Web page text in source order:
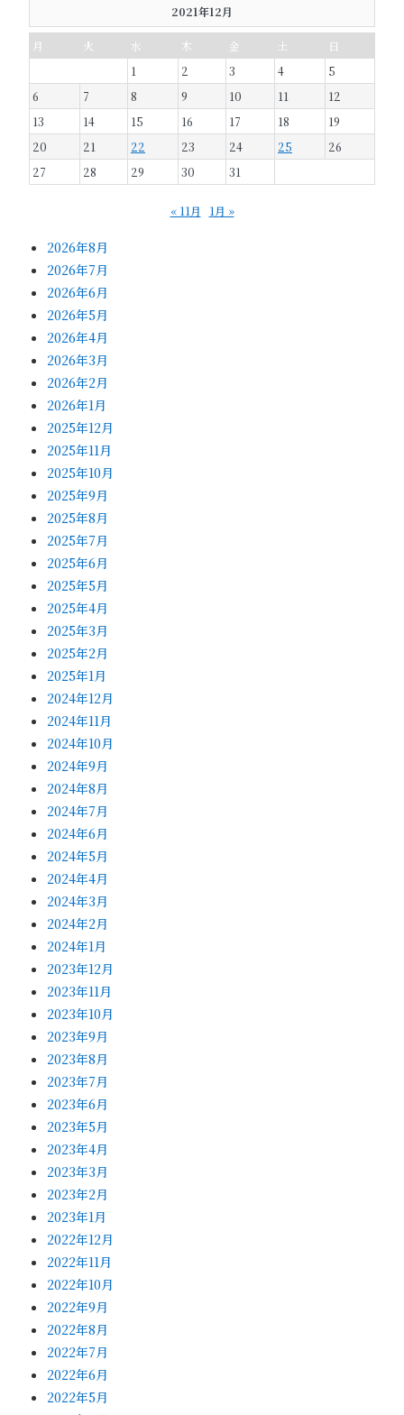
2021年12月
月 火 水 木 金 土
日
1
2 3 4
5
6
7 8 9 10 11
12
13
14 15 16 17 18
19
20
21 22 23 24 25
26
27
28 29 30 31
« 11月 1月 »
2026年8月
2026年7月
2026年6月
2026年5月
2026年4月
2026年3月
2026年2月
2026年1月
2025年12月
2025年11月
2025年10月
2025年9月
2025年8月
2025年7月
2025年6月
2025年5月
2025年4月
2025年3月
2025年2月
2025年1月
2024年12月
2024年11月
2024年10月
2024年9月
2024年8月
2024年7月
2024年6月
2024年5月
2024年4月
2024年3月
2024年2月
2024年1月
2023年12月
2023年11月
2023年10月
2023年9月
2023年8月
2023年7月
2023年6月
2023年5月
2023年4月
2023年3月
2023年2月
2023年1月
2022年12月
2022年11月
2022年10月
2022年9月
2022年8月
2022年7月
2022年6月
2022年5月